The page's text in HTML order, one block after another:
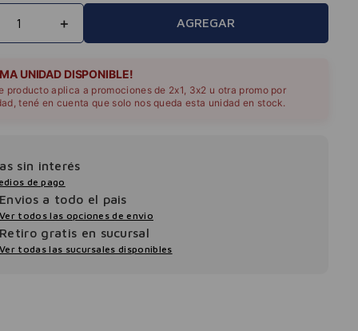
＋ AGREGAR
UNIDAD DISPONIBLE!
producto aplica a promociones de 2x1, 3x2 u otra promo por
tené en cuenta que solo nos queda esta unidad en stock.
sin interés
de pago
Envios a todo el pais
Ver todos las opciones de envio
Retiro gratis en sucursal
Ver todas las sucursales disponibles